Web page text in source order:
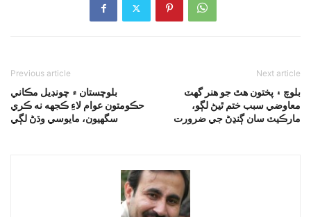
Previous article
بلوچستان ۾ چونڊيل مڪاني
حڪومتون عوام لاءِ ڪجهه نه ڪري
سگهيون، مايوسي وڌڻ لڳي
Next article
بلوچ ۽ پختون هٿ جو هنر گهٽ
معاوضي سبب ختم ٿيڻ لڳو،
مارڪيٽ سان ڳنڍڻ جي ضرورت